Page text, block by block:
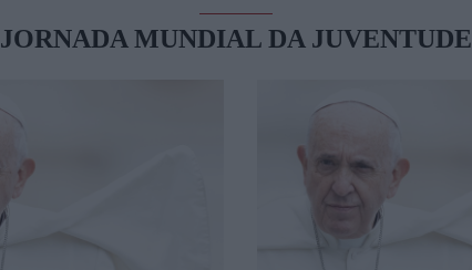
JORNADA MUNDIAL DA JUVENTUDE